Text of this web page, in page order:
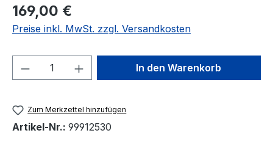
169,00 €
Preise inkl. MwSt. zzgl. Versandkosten
Produkt Anzahl: Gib denIn den Warenkorb
Zum Merkzettel hinzufügen
Artikel-Nr.: 99912530